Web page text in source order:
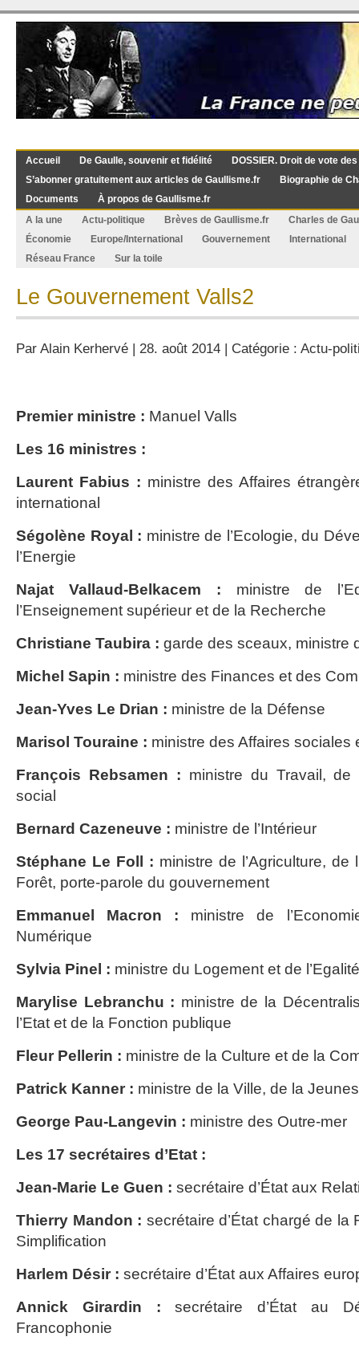
Accueil De Gaulle, souvenir et fidélité
DOSSIER. Droit de vote
S’abonner gratuitement aux articles de Gaullisme.fr
Biographie de
Documents
À propos de Gaullisme.fr
A la une
Actu-politique Brèves de Gaullisme.fr
Charles de
Économie
Europe/International Gouvernement
International
Réseau France
Sur la toile
Le Gouvernement Valls2
Par Alain Kerhervé | 28. août 2014 | Catégorie : Actu-
Premier ministre : Manuel Valls
Les 16 ministres :
Laurent Fabius : ministre des Affaires
international
Ségolène Royal : ministre de l’Ecologie, du
l’Energie
Najat Vallaud-Belkacem : ministre de
l’Enseignement supérieur et de la Recherche
Christiane Taubira : garde des sceaux, ministre
Michel Sapin : ministre des Finances et des
Jean-Yves Le Drian : ministre de la Défense
Marisol Touraine : ministre des Affaires sociales
François Rebsamen : ministre du Travail, de
social
Bernard Cazeneuve : ministre de l’Intérieur
Stéphane Le Foll : ministre de l’Agriculture, de
Forêt, porte-parole du gouvernement
Emmanuel Macron : ministre de
Numérique
Sylvia Pinel : ministre du Logement et de
Marylise Lebranchu : ministre de la
l’Etat et de la Fonction publique
Fleur Pellerin : ministre de la Culture et de la
Patrick Kanner : ministre de la Ville, de la
George Pau-Langevin : ministre des Outre-mer
Les 17 secrétaires d’Etat :
Jean-Marie Le Guen : secrétaire d’État aux
Thierry Mandon : secrétaire d’État chargé de la
Simplification
Harlem Désir : secrétaire d’État aux Affaires
Annick Girardin : secrétaire d’État au
Francophonie